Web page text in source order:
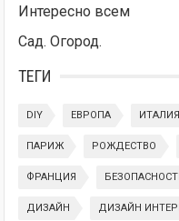
Интересно всем
Сад. Огород.
ТЕГИ
DIY ЕВРОПА ИТАЛИЯ
ПАРИЖ РОЖДЕСТВО
ФРАНЦИЯ
ДИЗАЙН ДИЗАЙН